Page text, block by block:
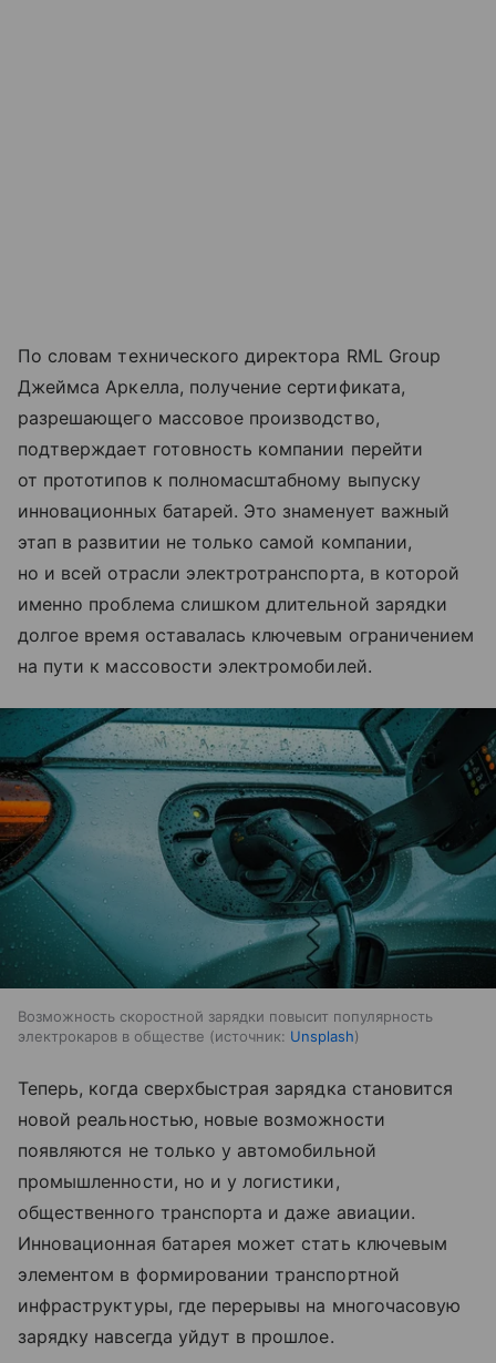
По словам технического директора RML Group
Джеймса Аркелла, получение сертификата,
разрешающего массовое производство,
подтверждает готовность компании перейти
от прототипов к полномасштабному выпуску
инновационных батарей. Это знаменует важный
этап в развитии не только самой компании,
но и всей отрасли электротранспорта, в которой
именно проблема слишком длительной зарядки
долгое время оставалась ключевым ограничением
на пути к массовости электромобилей.
Возможность скоростной зарядки повысит популярность
электрокаров в обществе
источник: Unsplash
Теперь, когда сверхбыстрая зарядка становится
новой реальностью, новые возможности
появляются не только у автомобильной
промышленности, но и у логистики,
общественного транспорта и даже авиации.
Инновационная батарея может стать ключевым
элементом в формировании транспортной
инфраструктуры, где перерывы на многочасовую
зарядку навсегда уйдут в прошлое.